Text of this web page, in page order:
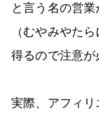
と言う名の営
（むやみやた
得るので注意が
実際、アフィ